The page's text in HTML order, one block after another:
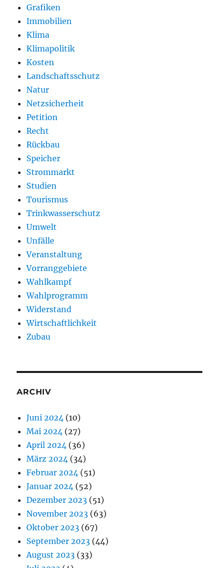
Grafiken
Immobilien
Klima
Klimapolitik
Kosten
Landschaftsschutz
Natur
Netzsicherheit
Petition
Recht
Rückbau
Speicher
Strommarkt
Studien
Tourismus
Trinkwasserschutz
Umwelt
Unfälle
Veranstaltung
Vorranggebiete
Wahlkampf
Wahlprogramm
Widerstand
Wirtschaftlichkeit
Zubau
ARCHIV
Juni 2024 (10)
Mai 2024 (27)
April 2024 (36)
März 2024 (34)
Februar 2024 (51)
Januar 2024 (52)
Dezember 2023 (51)
November 2023 (63)
Oktober 2023 (67)
September 2023 (44)
August 2023 (33)